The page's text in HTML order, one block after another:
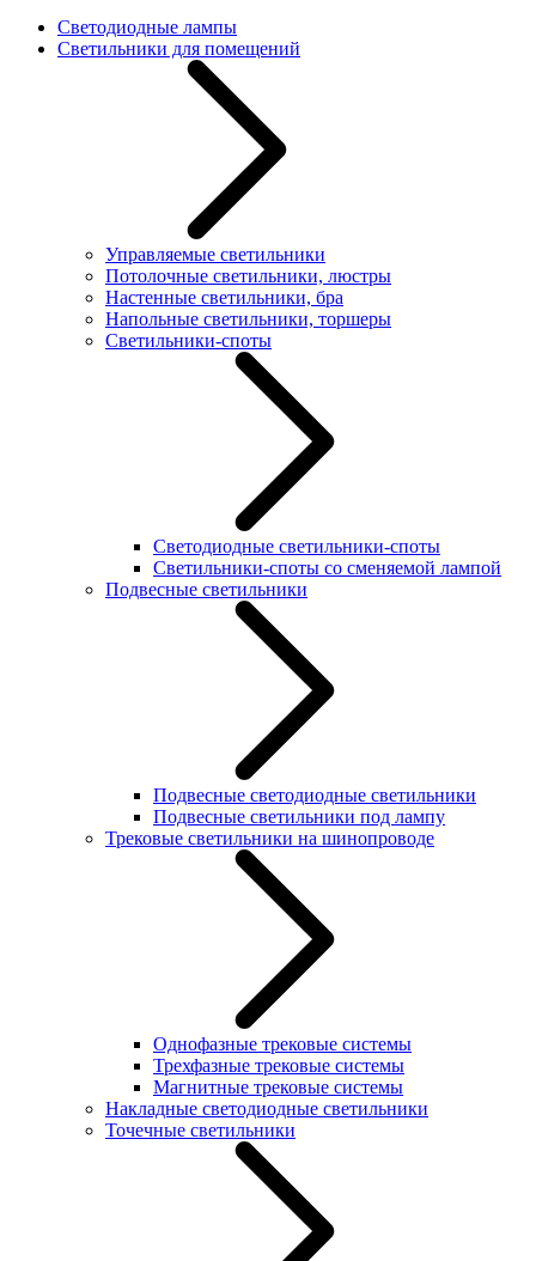
Светодиодные лампы
Светильники для помещений
Управляемые светильники
Потолочные светильники, люстры
Настенные светильники, бра
Напольные светильники, торшеры
Светильники-споты
Светодиодные светильники-споты
Светильники-споты со сменяемой лампой
Подвесные светильники
Подвесные светодиодные светильники
Подвесные светильники под лампу
Трековые светильники на шинопроводе
Однофазные трековые системы
Трехфазные трековые системы
Магнитные трековые системы
Накладные светодиодные светильники
Точечные светильники